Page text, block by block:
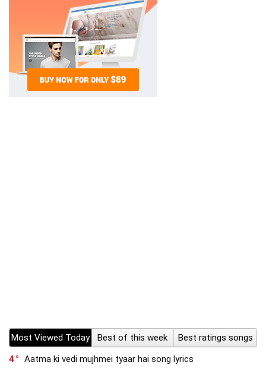
Most Viewed Today Best of this week
Best ratings songs
4
Aatma ki vedi mujhmei tyaar hai song lyrics